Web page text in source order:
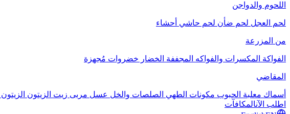
اللحوم والدواجن
لحم العجل لحم ضأن لحم حاشي أحشاء
من المزرعة
الفواكة المكسرات والفواكه المجففة الخضار خضروات مُجهزة
المقاضي
أسماك معلبة الحبوب مكونات الطهي الصلصات والخل عسل مربى زيت الزيتون
اطلب الآنالمكافآت